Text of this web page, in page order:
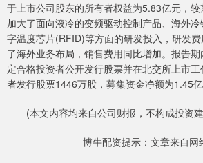
于上市公司股东的所有者权益为5.83亿元，
加大了面向液冷的变频驱动控制产品、海外
字温度芯片(RFID)等方面的研发投入，研发
了海外业务布局，销售费用同比增加。报告
定合格投资者公开发行股票并在北交所上市
者发行股票1446万股，募集资金净额为1.45亿
(本文内容均来自公司财报，不构成投资
博牛配资提示：文章来自网